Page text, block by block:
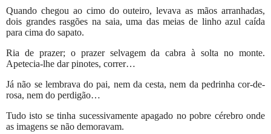
Quando chegou ao cimo do outeiro, levava as mãos arranhadas,
dois grandes rasgões na saia, uma das meias de linho azul caída
para cima do sapato.
Ria de prazer; o prazer selvagem da cabra à solta no monte.
Apetecia-lhe dar pinotes, correr…
Já não se lembrava do pai, nem da cesta, nem da pedrinha cor-de-
rosa, nem do perdigão…
Tudo isto se tinha sucessivamente apagado no pobre cérebro onde
as imagens se não demoravam.